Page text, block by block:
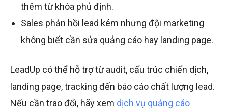
thêm từ khóa phủ định.
Sales phản hồi lead kém nhưng đội marketing
không biết cần sửa quảng cáo hay landing page.
LeadUp có thể hỗ trợ từ audit, cấu trúc chiến dịch,
landing page, tracking đến báo cáo chất lượng lead.
Nếu cần trao đổi, hãy xem dịch vụ quảng cáo